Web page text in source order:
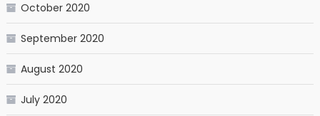
October 2020
September 2020
August 2020
July 2020